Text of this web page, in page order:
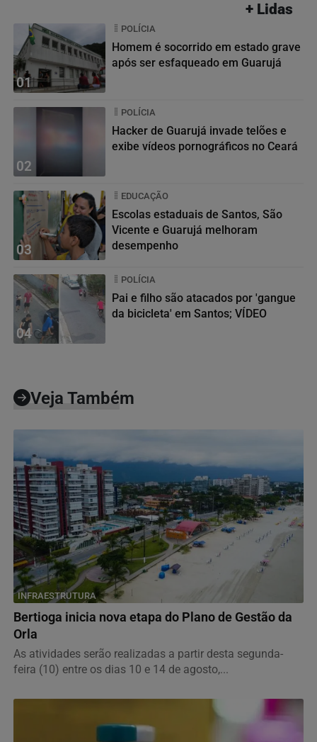
+ Lidas
01
POLÍCIA
Homem é socorrido em estado grave
após ser esfaqueado em Guarujá
02
POLÍCIA
Hacker de Guarujá invade telões e
exibe vídeos pornográficos no Ceará
03
EDUCAÇÃO
Escolas estaduais de Santos, São
Vicente e Guarujá melhoram
desempenho
04
POLÍCIA
Pai e filho são atacados por 'gangue
da bicicleta' em Santos; VÍDEO
Veja Também
INFRAESTRUTURA
Bertioga inicia nova etapa do Plano de Gestão da
Orla
As atividades serão realizadas a partir desta segunda-
feira (10) entre os dias 10 e 14 de agosto,...